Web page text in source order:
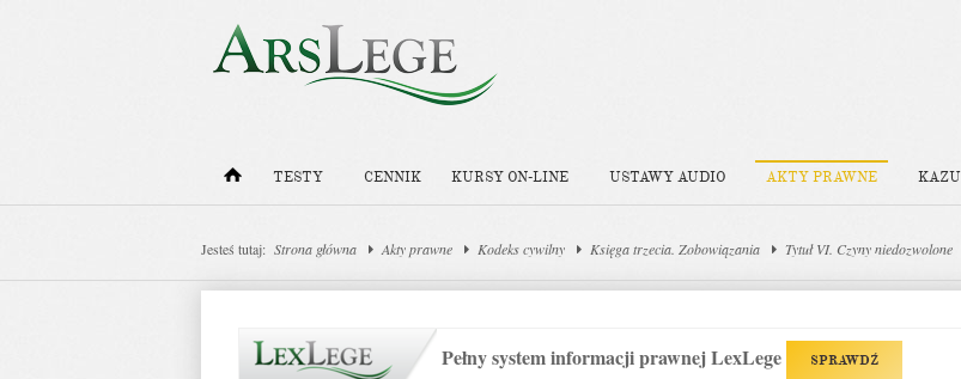
TESTY CENNIK KURSY ON-LINE USTAWY AUDIO AKTY PRAWNE
Jesteś tutaj: Strona główna Akty prawne Kodeks cywilny Księga trzecia. Zobowiązania Tytuł VI. Czyny niedozwolone
Pełny system informacji prawnej LexLege SPRAWDŹ